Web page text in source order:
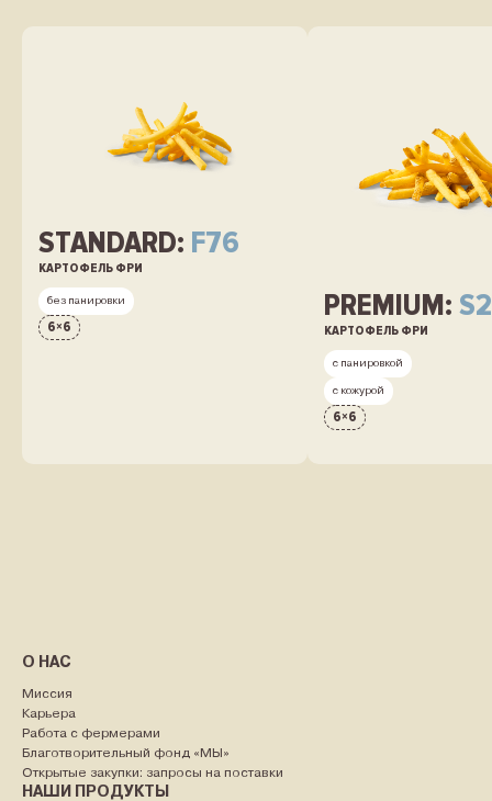
STANDARD: F76
КАРТОФЕЛЬ ФРИ
без панировки
6×6
PREMIUM:
КАРТОФЕЛЬ ФРИ
с панировкой
с кожурой
6×6
О НАС
Миссия
Карьера
Работа с фермерами
Благотворительный фонд «МЫ»
Открытые закупки: запросы на поставки
НАШИ ПРОДУКТЫ